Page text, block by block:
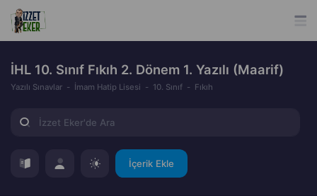
İHL 10. Sınıf Fıkıh 2. Dönem 1. Yazılı (Maarif)
Yazılı Sınavlar İmam Hatip Lisesi 10. Sınıf Fıkıh
İçerik Ekle